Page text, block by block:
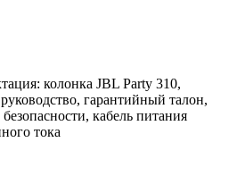
колонка JBL Party 310,
руководство, гарантийный талон,
кабель питания
тока